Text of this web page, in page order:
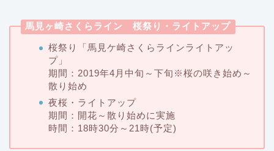
馬見ヶ崎さくらライン 桜祭り・ライトアップ
桜祭り「馬見ケ崎さくらラインライトアッ
プ」
期間：2019年4月中旬～下旬※桜の咲き始め～
散り始め
夜桜・ライトアップ
期間：開花～散り始めに実施
時間：18時30分～21時(予定)